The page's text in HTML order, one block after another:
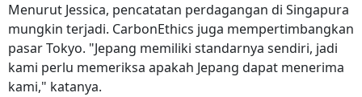
Menurut Jessica, pencatatan perdagangan di Singapura
mungkin terjadi. CarbonEthics juga mempertimbangkan
pasar Tokyo. "Jepang memiliki standarnya sendiri, jadi
kami perlu memeriksa apakah Jepang dapat menerima
kami," katanya.